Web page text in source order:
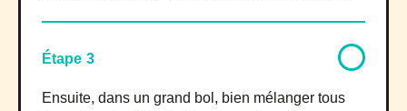
Étape 3
Ensuite, dans un grand bol, bien mélanger tous